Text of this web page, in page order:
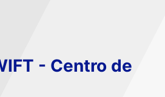
- Centro de